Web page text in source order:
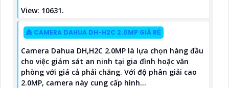
View: 10631.
👸 CAMERA DAHUA DH-H2C 2.0MP GIÁ RẺ
Camera Dahua DH,H2C 2.0MP là lựa chọn hàng đầu
cho việc giám sát an ninh tại gia đình hoặc văn
phòng với giá cả phải chăng. Với độ phân giải cao
2.0MP, camera này cung cấp hình...